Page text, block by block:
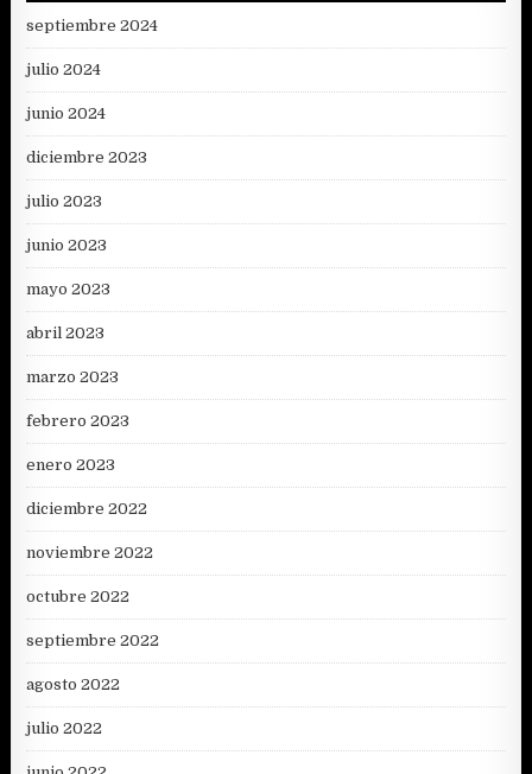
septiembre 2024
julio 2024
junio 2024
diciembre 2023
julio 2023
junio 2023
mayo 2023
abril 2023
marzo 2023
febrero 2023
enero 2023
diciembre 2022
noviembre 2022
octubre 2022
septiembre 2022
agosto 2022
julio 2022